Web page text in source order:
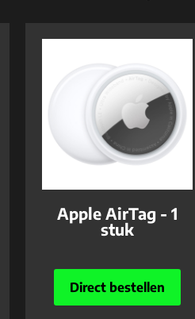
Apple AirTag - 1
stuk
Direct bestellen